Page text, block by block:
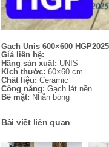
Gạch Unis 600×600 HGP2025
Giá liên hệ:
Hãng sản xuất: UNIS
Kích thước: 60×60 cm
Chất liệu: Ceramic
Công năng: Gạch lát nền
Bề mặt: Nhẵn bóng
Bài viết liên quan